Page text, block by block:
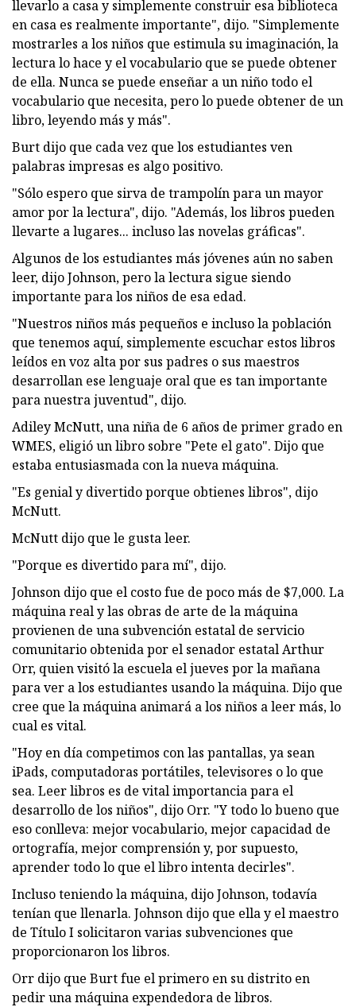
llevarlo a casa y simplemente construir esa biblioteca
en casa es realmente importante", dijo. "Simplemente
mostrarles a los niños que estimula su imaginación, la
lectura lo hace y el vocabulario que se puede obtener
de ella. Nunca se puede enseñar a un niño todo el
vocabulario que necesita, pero lo puede obtener de un
libro, leyendo más y más".
Burt dijo que cada vez que los estudiantes ven
palabras impresas es algo positivo.
"Sólo espero que sirva de trampolín para un mayor
amor por la lectura", dijo. "Además, los libros pueden
llevarte a lugares... incluso las novelas gráficas".
Algunos de los estudiantes más jóvenes aún no saben
leer, dijo Johnson, pero la lectura sigue siendo
importante para los niños de esa edad.
"Nuestros niños más pequeños e incluso la población
que tenemos aquí, simplemente escuchar estos libros
leídos en voz alta por sus padres o sus maestros
desarrollan ese lenguaje oral que es tan importante
para nuestra juventud", dijo.
Adiley McNutt, una niña de 6 años de primer grado en
WMES, eligió un libro sobre "Pete el gato". Dijo que
estaba entusiasmada con la nueva máquina.
"Es genial y divertido porque obtienes libros", dijo
McNutt.
McNutt dijo que le gusta leer.
"Porque es divertido para mí", dijo.
Johnson dijo que el costo fue de poco más de $7,000. La
máquina real y las obras de arte de la máquina
provienen de una subvención estatal de servicio
comunitario obtenida por el senador estatal Arthur
Orr, quien visitó la escuela el jueves por la mañana
para ver a los estudiantes usando la máquina. Dijo que
cree que la máquina animará a los niños a leer más, lo
cual es vital.
"Hoy en día competimos con las pantallas, ya sean
iPads, computadoras portátiles, televisores o lo que
sea. Leer libros es de vital importancia para el
desarrollo de los niños", dijo Orr. "Y todo lo bueno que
eso conlleva: mejor vocabulario, mejor capacidad de
ortografía, mejor comprensión y, por supuesto,
aprender todo lo que el libro intenta decirles".
Incluso teniendo la máquina, dijo Johnson, todavía
tenían que llenarla. Johnson dijo que ella y el maestro
de Título I solicitaron varias subvenciones que
proporcionaron los libros.
Orr dijo que Burt fue el primero en su distrito en
pedir una máquina expendedora de libros.